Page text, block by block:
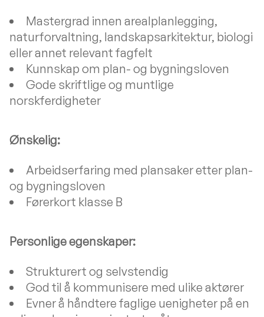
Mastergrad innen arealplanlegging,
naturforvaltning, landskapsarkitektur, biologi
eller annet relevant fagfelt
Kunnskap om plan- og bygningsloven
Gode skriftlige og muntlige
norskferdigheter
Ønskelig:
Arbeidserfaring med plansaker etter plan-
og bygningsloven
Førerkort klasse B
Personlige egenskaper:
Strukturert og selvstendig
God til å kommunisere med ulike aktører
Evner å håndtere faglige uenigheter på en